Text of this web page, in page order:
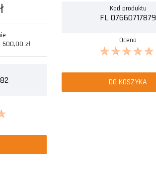
zł
Kod produktu
FL 07660717879
Ocena
DO KOSZYKA